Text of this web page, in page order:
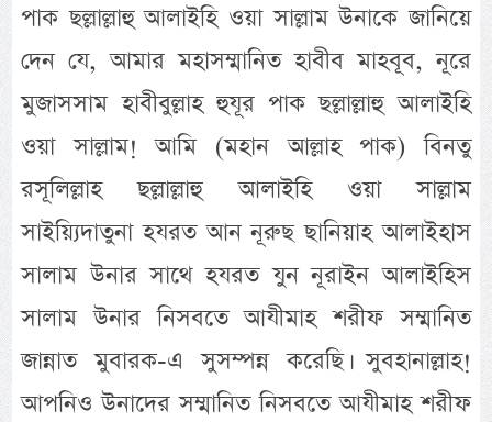
পাক ছল্লাল্লাহু আলাইহি ওয়া সাল্লাম উনাকে জানিয়ে
দেন যে, আমার মহাসম্মানিত হাবীব মাহবূব, নূরে
মুজাসসাম হাবীবুল্লাহ হুযূর পাক ছল্লাল্লাহু আলাইহি
ওয়া সাল্লাম! আমি (মহান আল্লাহ পাক) বিনতু
রসূলিল্লাহ ছল্লাল্লাহু আলাইহি ওয়া সাল্লাম
সাইয়্যিদাতুনা হযরত আন নূরুছ ছানিয়াহ আলাইহাস
সালাম উনার সাথে হযরত যুন নূরাইন আলাইহিস
সালাম উনার নিসবতে আযীমাহ শরীফ সম্মানিত
জান্নাত মুবারক-এ সুসম্পন্ন করেছি। সুবহানাল্লাহ!
আপনিও উনাদের সম্মানিত নিসবতে আযীমাহ শরীফ